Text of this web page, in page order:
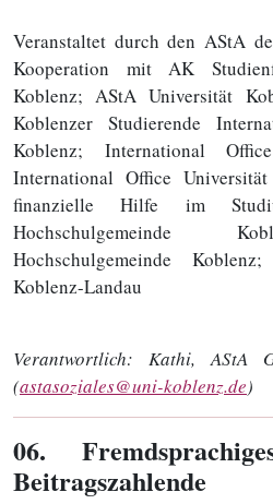
Veranstaltet durch den AStA
Kooperation mit AK
Koblenz; AStA Universität
Koblenzer Studierende
Koblenz; International
International Office
finanzielle Hilfe im
Hochschulgemeinde
Hochschulgemeinde
Koblenz-Landau
Verantwortlich: Kathi, AStA
(astasoziales@uni-koblenz.de)
06.
Beitragszahlende